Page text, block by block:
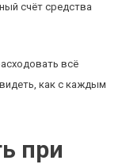
счёт средства
всё
как с каждым
при